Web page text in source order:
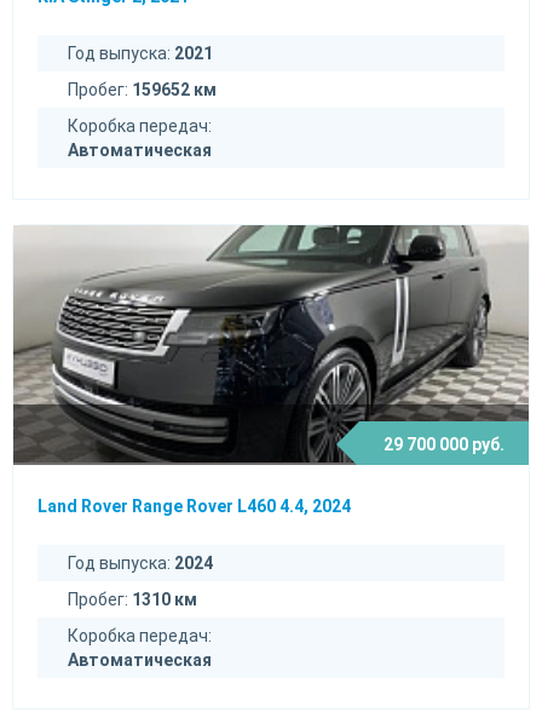
Год выпуска: 2021
Пробег: 159652 км
Коробка передач:
Автоматическая
29 700 000 руб.
Land Rover Range Rover L460 4.4, 2024
Год выпуска: 2024
Пробег: 1310 км
Коробка передач:
Автоматическая